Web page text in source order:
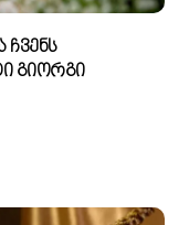
Ჩვენს
Გიორგი